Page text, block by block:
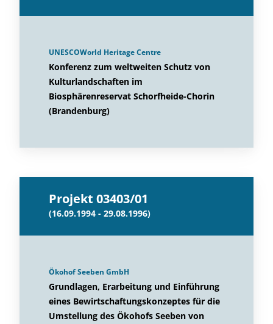
UNESCOWorld Heritage Centre
Konferenz zum weltweiten Schutz von
Kulturlandschaften im
Biosphärenreservat Schorfheide-Chorin
(Brandenburg)
Projekt 03403/01
(16.09.1994 - 29.08.1996)
Ökohof Seeben GmbH
Grundlagen, Erarbeitung und Einführung
eines Bewirtschaftungskonzeptes für die
Umstellung des Ökohofs Seeben von